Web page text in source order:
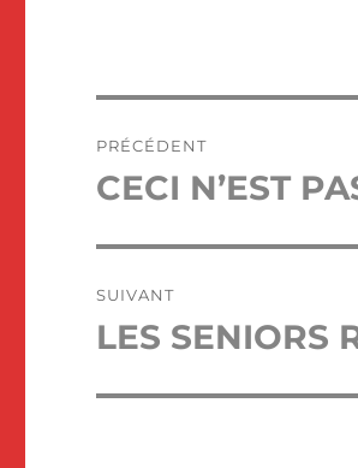
de
PRÉCÉDENT
Publication
CECI N’EST
SUIVANT
Publication
LES SENIORS